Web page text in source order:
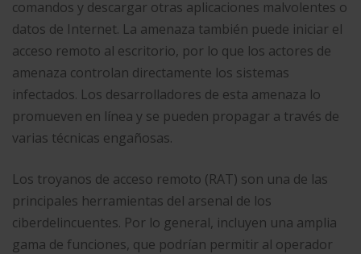
comandos y descargar otras aplicaciones malvolentes o
datos de Internet. La amenaza también puede iniciar el
acceso remoto al escritorio, por lo que los actores de
amenaza controlan directamente los sistemas
infectados. Los desarrolladores de esta amenaza lo
promueven en línea y se pueden propagar a través de
varias técnicas engañosas.
Los troyanos de acceso remoto (RAT) son una de las
principales herramientas del arsenal de los
ciberdelincuentes. Por lo general, incluyen una amplia
gama de funciones, que podrían permitir al operador